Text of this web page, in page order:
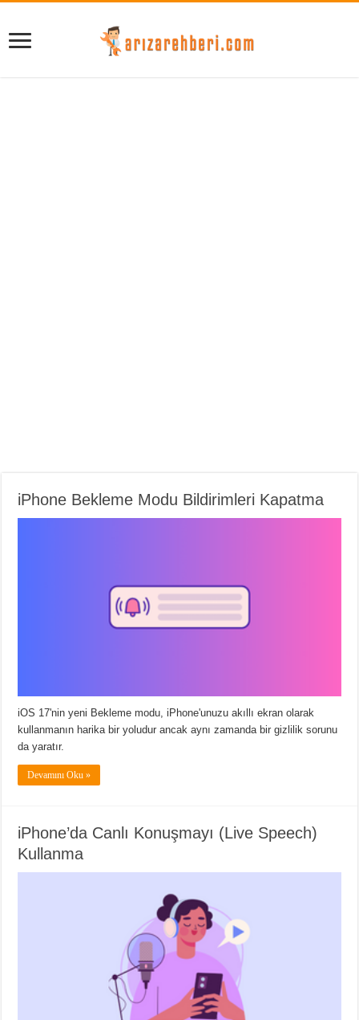
iPhone Bekleme Modu Bildirimleri Kapatma
iOS 17'nin yeni Bekleme modu, iPhone'unuzu akıllı ekran olarak
kullanmanın harika bir yoludur ancak aynı zamanda bir gizlilik sorunu
da yaratır.
Devamını Oku »
iPhone’da Canlı Konuşmayı (Live Speech)
Kullanma